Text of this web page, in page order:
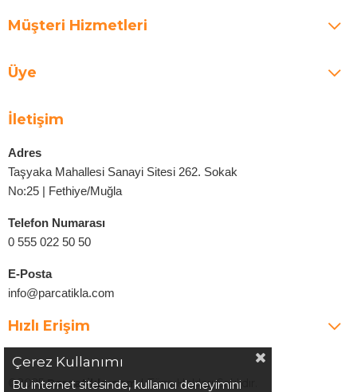
Müşteri Hizmetleri
Üye
İletişim
Adres
Taşyaka Mahallesi Sanayi Sitesi 262. Sokak
No:25 | Fethiye/Muğla
Telefon Numarası
0 555 022 50 50
E-Posta
info@parcatikla.com
Hızlı Erişim
©2025Parcatikla.com| Tüm Hakları Saklıdır.
Çerez Kullanımı
Bu internet sitesinde, kullanıcı deneyimini